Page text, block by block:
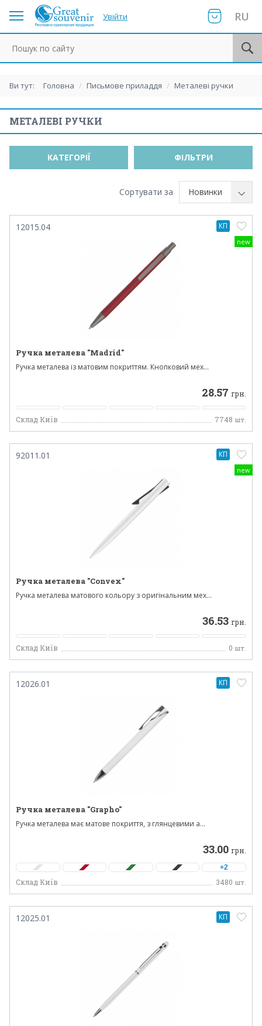
Увійти RU
Ви тут: Головна / Письмове приладдя / Металеві ручки
МЕТАЛЕВІ РУЧКИ
КАТЕГОРІЇ ФІЛЬТРИ
Сортувати за Новинки
new
12015.04
Ручка металева "Madrid"
Ручка металева із матовим покриттям. Кнопковий мех...
28.57 грн.
Склад Київ 7748 шт.
КП
new
92011.01
Ручка металева "Convex"
Ручка металева матового кольору з оригінальним мех...
36.53 грн.
Склад Київ 0 шт.
КП
12026.01
Ручка металева "Grapho"
Ручка металева має матове покриття, з глянцевими а...
33.00 грн.
+2
Склад Київ 3480 шт.
КП
12025.01 КП